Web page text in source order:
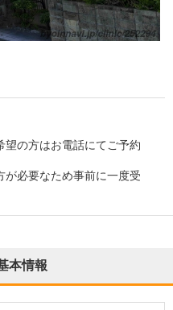
望の方はお電話にてご予約
が必要なため事前に一度受
本情報